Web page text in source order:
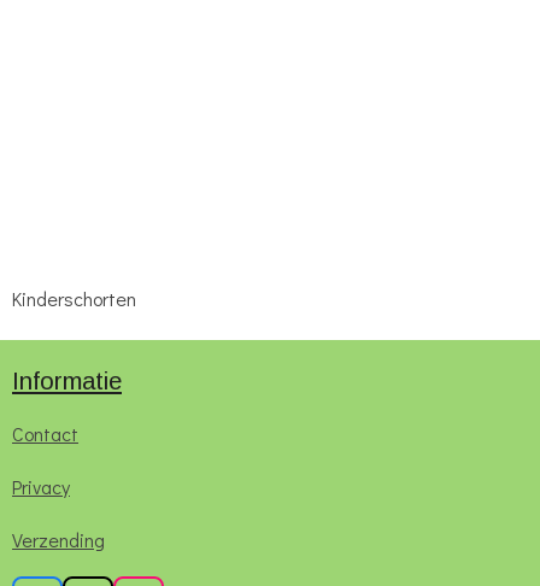
Kinderschorten
Informatie
Contact
Privacy
Verzending